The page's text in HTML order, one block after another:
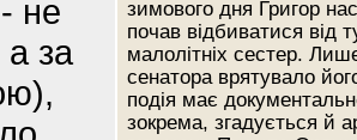
не
а за
зимового дня Григор
почав відбиватися від
малолітніх сестер.
сенатора врятувало
подія має
зокрема, згадується й